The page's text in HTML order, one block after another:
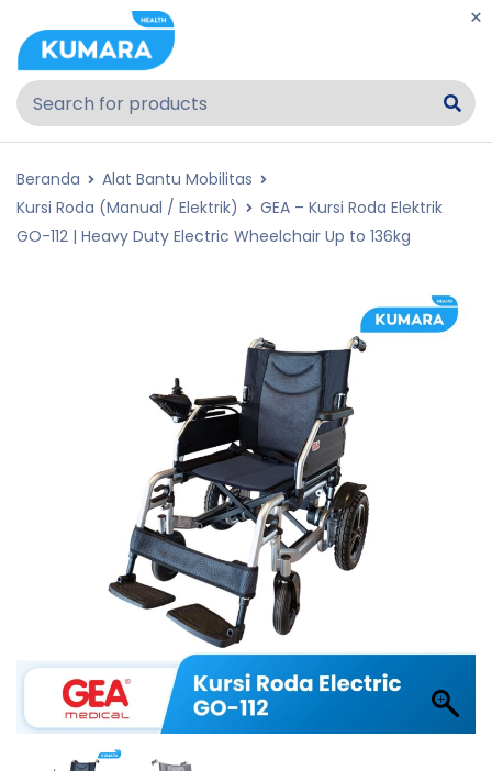
Beranda
Alat Bantu Mobilitas
Kursi Roda (Manual / Elektrik)
GEA – Kursi Roda Elektrik
GO-112 | Heavy Duty Electric Wheelchair Up to 136kg